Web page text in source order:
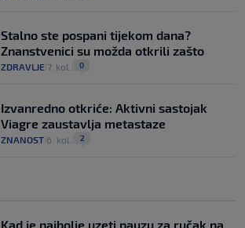
Stalno ste pospani tijekom dana?
Znanstvenici su možda otkrili zašto
ZDRAVLJE 7. kol. 0
Izvanredno otkriće: Aktivni sastojak
Viagre zaustavlja metastaze
ZNANOST 6. kol. 2
Kad je najbolje uzeti pauzu za ručak na